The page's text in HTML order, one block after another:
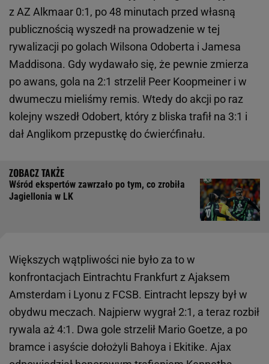
z AZ Alkmaar 0:1, po 48 minutach przed własną
publicznością wyszedł na prowadzenie w tej
rywalizacji po golach Wilsona Odoberta i Jamesa
Maddisona. Gdy wydawało się, że pewnie zmierza
po awans, gola na 2:1 strzelił Peer Koopmeiner i w
dwumeczu mieliśmy remis. Wtedy do akcji po raz
kolejny wszedł Odobert, który z bliska trafił na 3:1 i
dał Anglikom przepustkę do ćwierćfinału.
Wśród ekspertów zawrzało po tym, co zrobiła
Jagiellonia w LK
Większych wątpliwości nie było za to w
konfrontacjach Eintrachtu Frankfurt z Ajaksem
Amsterdam i Lyonu z FCSB. Eintracht lepszy był w
obydwu meczach. Najpierw wygrał 2:1, a teraz rozbił
rywala aż 4:1. Dwa gole strzelił Mario Goetze, a po
bramce i asyście dołożyli Bahoya i Ekitike. Ajax